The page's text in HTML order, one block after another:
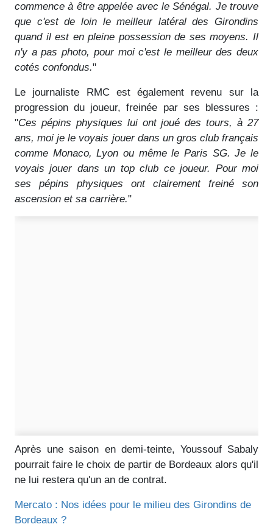
commence à être appelée avec le Sénégal. Je trouve
que c'est de loin le meilleur latéral des Girondins
quand il est en pleine possession de ses moyens. Il
n'y a pas photo, pour moi c'est le meilleur des deux
cotés confondus."
Le journaliste RMC est également revenu sur la
progression du joueur, freinée par ses blessures :
"Ces pépins physiques lui ont joué des tours, à 27
ans, moi je le voyais jouer dans un gros club français
comme Monaco, Lyon ou même le Paris SG. Je le
voyais jouer dans un top club ce joueur. Pour moi
ses pépins physiques ont clairement freiné son
ascension et sa carrière."
Après une saison en demi-teinte, Youssouf Sabaly
pourrait faire le choix de partir de Bordeaux alors qu'il
ne lui restera qu'un an de contrat.
Mercato : Nos idées pour le milieu des Girondins de
Bordeaux ?